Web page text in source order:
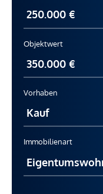
Objektwert
Vorhaben
Immobilienart